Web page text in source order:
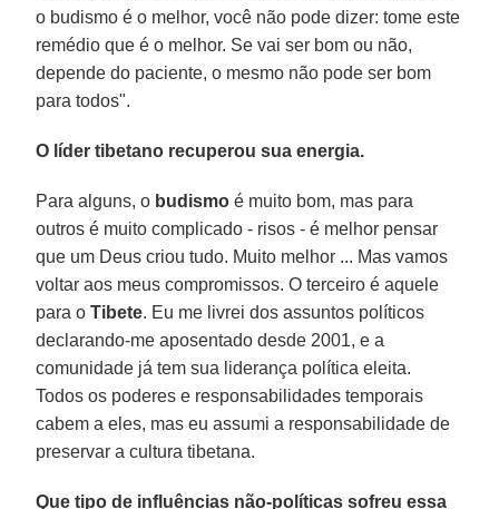
o budismo é o melhor, você não pode dizer: tome este
remédio que é o melhor. Se vai ser bom ou não,
depende do paciente, o mesmo não pode ser bom
para todos".
O líder tibetano recuperou sua energia.
Para alguns, o budismo é muito bom, mas para
outros é muito complicado - risos - é melhor pensar
que um Deus criou tudo. Muito melhor ... Mas vamos
voltar aos meus compromissos. O terceiro é aquele
para oTibete. Eu me livrei dos assuntos políticos
declarando-me aposentado desde 2001, e a
comunidade já tem sua liderança política eleita.
Todos os poderes e responsabilidades temporais
cabem a eles, mas eu assumi a responsabilidade de
preservar a cultura tibetana.
Que tipo de influências não-políticas sofreu essa